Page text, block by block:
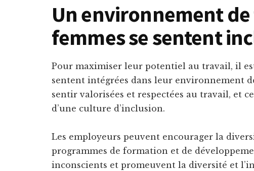
Un environnement
femmes se sentent
Pour maximiser leur potentiel au travail, il
sentent intégrées dans leur environnement
sentir valorisées et respectées au travail, et
d’une culture d’inclusion.
Les employeurs peuvent encourager la
programmes de formation et de
inconscients et promeuvent la diversité et